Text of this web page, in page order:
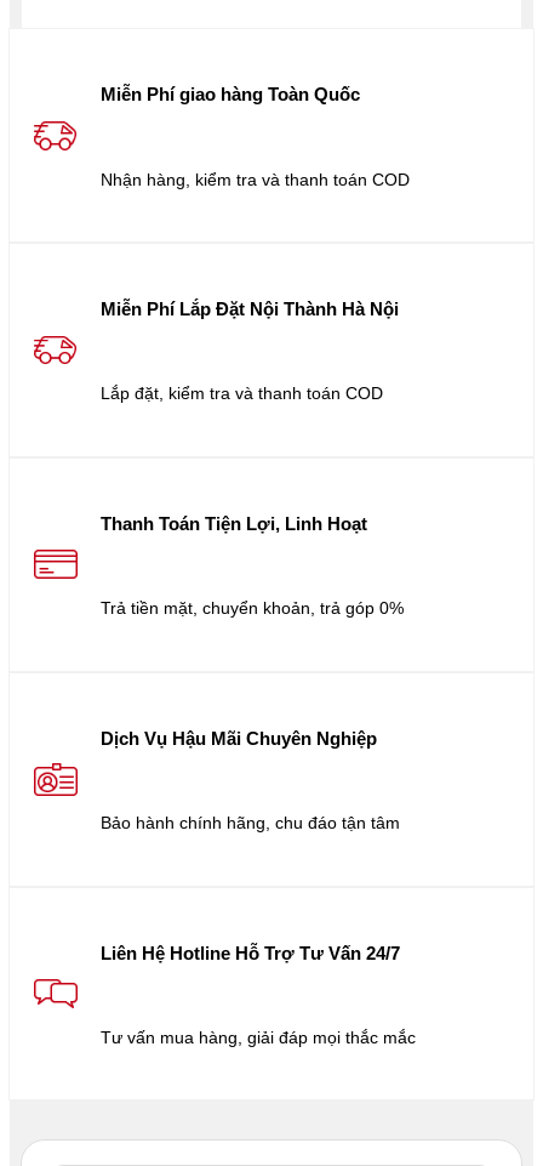
Miễn Phí giao hàng Toàn Quốc
Nhận hàng, kiểm tra và thanh toán COD
Miễn Phí Lắp Đặt Nội Thành Hà Nội
Lắp đặt, kiểm tra và thanh toán COD
Thanh Toán Tiện Lợi, Linh Hoạt
Trả tiền mặt, chuyển khoản, trả góp 0%
Dịch Vụ Hậu Mãi Chuyên Nghiệp
Bảo hành chính hãng, chu đáo tận tâm
Liên Hệ Hotline Hỗ Trợ Tư Vấn 24/7
Tư vấn mua hàng, giải đáp mọi thắc mắc